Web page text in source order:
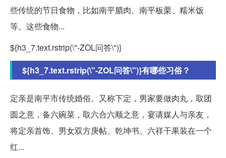
些传统的节日食物，比如南平腊肉、南平板栗、糯米饭
等。这些食物...
${h3_7.text.rstrip(\"-ZOL问答\")}
${h3_7.text.rstrip(\"-ZOL问答\")}有哪些习俗？
定亲是南平市传统婚俗。又称下定，男家要做肉丸，取团
圆之意，备六碗菜，取六合六顺之意，宴请媒人与亲友，
将定亲首饰、男女双方庚帖、乾坤书、六祥干果装在一个
红...